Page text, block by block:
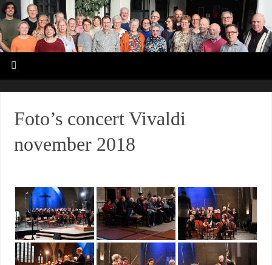
Foto’s concert Vivaldi
november 2018